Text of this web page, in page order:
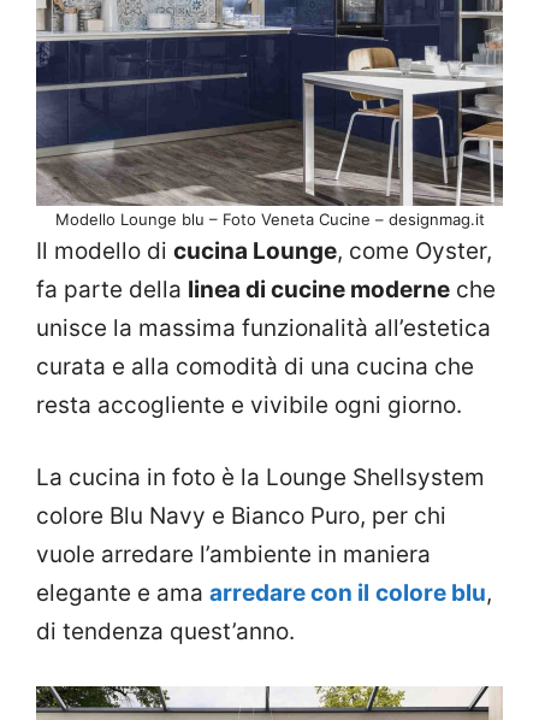
Modello Lounge blu – Foto Veneta Cucine – designmag.it
Il modello di cucina Lounge, come Oyster,
fa parte della linea di cucine moderne che
unisce la massima funzionalità all’estetica
curata e alla comodità di una cucina che
resta accogliente e vivibile ogni giorno.
La cucina in foto è la Lounge Shellsystem
colore Blu Navy e Bianco Puro, per chi
vuole arredare l’ambiente in maniera
elegante e ama arredare con il colore blu,
di tendenza quest’anno.